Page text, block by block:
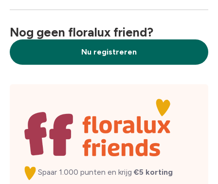
Nu registreren
Nog geen floralux friend?
Spaar 1.000 punten en krijg€5 korting